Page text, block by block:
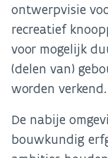
ontwerpvisie
recreatief
voor mogelijk
(delen van)
worden verkend.
De nabije
bouwkundig